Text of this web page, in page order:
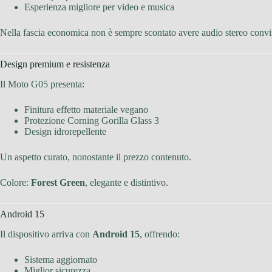
Esperienza migliore per video e musica
Nella fascia economica non è sempre scontato avere audio stereo
Design premium e resistenza
Il Moto G05 presenta:
Finitura effetto materiale vegano
Protezione Corning Gorilla Glass 3
Design idrorepellente
Un aspetto curato, nonostante il prezzo contenuto.
Colore: Forest Green, elegante e distintivo.
Android 15
Il dispositivo arriva con Android 15, offrendo:
Sistema aggiornato